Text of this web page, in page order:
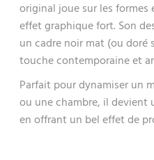
original joue sur les formes
effet graphique fort. Son
un cadre noir mat (ou doré
touche contemporaine et
Parfait pour dynamiser un
ou une chambre, il
en offrant un bel effet de